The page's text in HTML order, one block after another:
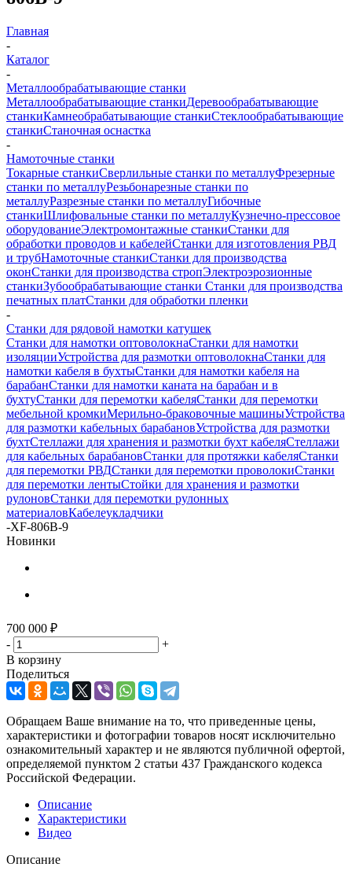
Главная
-
Каталог
-
Металлообрабатывающие станки
Металлообрабатывающие станкиДеревообрабатывающие
станкиКамнеобрабатывающие станкиСтеклообрабатывающие
станкиСтаночная оснастка
-
Намоточные станки
Токарные станкиСверлильные станки по металлуФрезерные
станки по металлуРезьбонарезные станки по
металлуРазрезные станки по металлуГибочные
станкиШлифовальные станки по металлуКузнечно-прессовое
оборудованиеЭлектромонтажные станкиСтанки для
обработки проводов и кабелейСтанки для изготовления РВД
и трубНамоточные станкиСтанки для производства
оконСтанки для производства стропЭлектроэрозионные
станкиЗубообрабатывающие станки Станки для производства
печатных платСтанки для обработки пленки
-
Станки для рядовой намотки катушек
Станки для намотки оптоволокнаСтанки для намотки
изоляцииУстройства для размотки оптоволокнаСтанки для
намотки кабеля в бухтыСтанки для намотки кабеля на
барабанСтанки для намотки каната на барабан и в
бухтуСтанки для перемотки кабеляСтанки для перемотки
мебельной кромкиМерильно-браковочные машиныУстройства
для размотки кабельных барабановУстройства для размотки
бухтСтеллажи для хранения и размотки бухт кабеляСтеллажи
для кабельных барабановСтанки для протяжки кабеляСтанки
для перемотки РВДСтанки для перемотки проволокиСтанки
для перемотки лентыСтойки для хранения и размотки
рулоновСтанки для перемотки рулонных
материаловКабелеукладчики
-XF-806B-9
Новинки
700 000 ₽
-
+
В корзину
Поделиться
Обращаем Ваше внимание на то, что приведенные цены,
характеристики и фотографии товаров носят исключительно
ознакомительный характер и не являются публичной офертой,
определяемой пунктом 2 статьи 437 Гражданского кодекса
Российской Федерации.
Описание
Характеристики
Видео
Описание